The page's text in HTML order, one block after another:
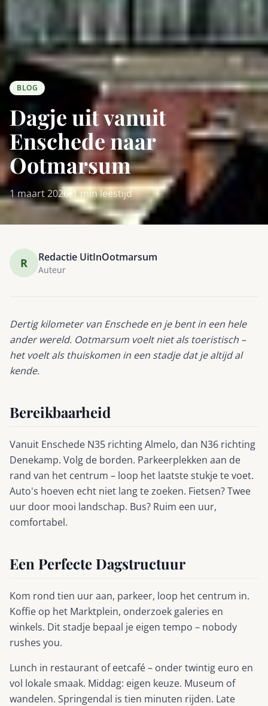
BLOG
Dagje uit vanuit
Enschede naar
Ootmarsum
1 maart 2026•1 min leestijd
R Redactie UitInOotmarsum
Auteur
Dertig kilometer van Enschede en je bent in een hele
ander wereld. Ootmarsum voelt niet als toeristisch –
het voelt als thuiskomen in een stadje dat je altijd al
kende.
Bereikbaarheid
Vanuit Enschede N35 richting Almelo, dan N36 richting
Denekamp. Volg de borden. Parkeerplekken aan de
rand van het centrum – loop het laatste stukje te voet.
Auto's hoeven echt niet lang te zoeken. Fietsen? Twee
uur door mooi landschap. Bus? Ruim een uur,
comfortabel.
Een Perfecte Dagstructuur
Kom rond tien uur aan, parkeer, loop het centrum in.
Koffie op het Marktplein, onderzoek galeries en
winkels. Dit stadje bepaal je eigen tempo – nobody
rushes you.
Lunch in restaurant of eetcafé – onder twintig euro en
vol lokale smaak. Middag: eigen keuze. Museum of
wandelen. Springendal is tien minuten rijden. Late